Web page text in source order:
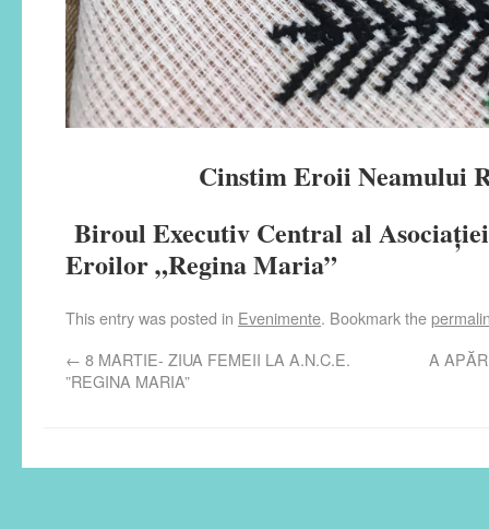
Cinstim Eroii Neamului
Biroul Executiv Central al
Eroilor „Regina Maria”
This entry was posted in Evenimente. Bookmark the
← 8 MARTIE- ZIUA FEMEII LA A.N.C.E.
”REGINA MARIA”
A